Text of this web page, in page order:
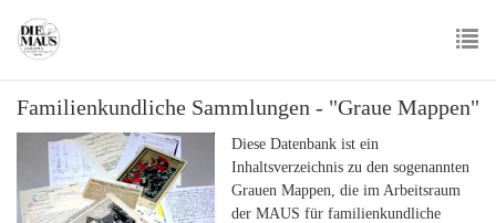
main
Familienkundliche Sammlungen - "Graue Mappen"
Diese Datenbank ist ein
Inhaltsverzeichnis zu den sogenannten
Grauen Mappen, die im Arbeitsraum
der MAUS für familienkundliche